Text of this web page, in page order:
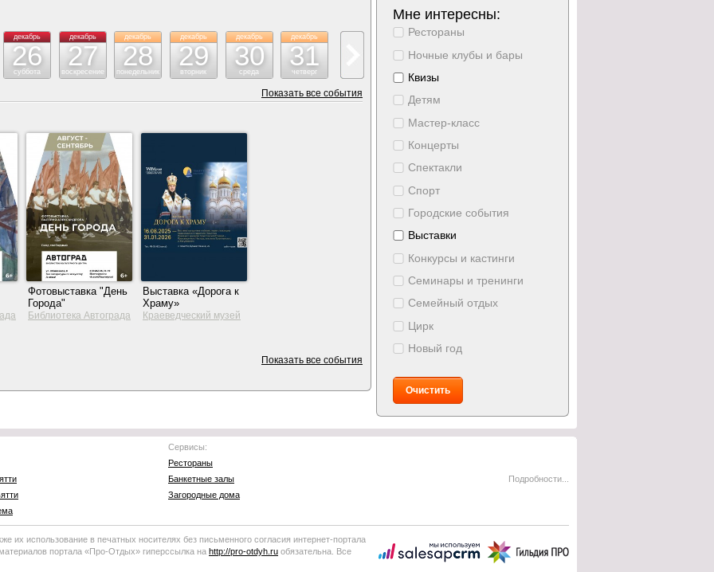
декабрь
26
суббота
декабрь
27
воскресение
декабрь
28
понедельник
декабрь
29
вторник
декабрь
30
среда
декабрь
31
четверг
Показать все события
Фотовыставка "День
Города"
Библиотека Автограда
Выставка «Дорога к
Храму»
Краеведческий музей
Показать все события
Мне интересны:
Рестораны
Ночные клубы и бары
Квизы
Детям
Мастер-класс
Концерты
Спектакли
Спорт
Городские события
Выставки
Конкурсы и кастинги
Семинары и тренинги
Семейный отдых
Цирк
Новый год
Очистить
Сервисы:
Рестораны
Банкетные залы
Загородные дома
Подробности...
их использование в печатных носителях без письменного согласия интернет-портала
портала «Про-Отдых» гиперссылка на http://pro-otdyh .ru обязательна. Все